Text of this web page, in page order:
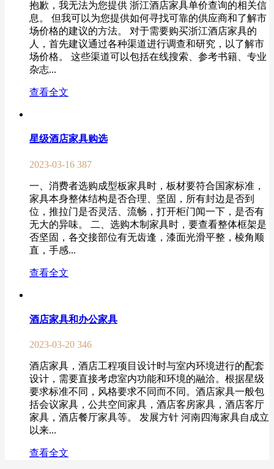
抱歉，我无法为您提供 浙江酒店家具单价查询的相关信
息。 但我可以为您提供如何寻找可靠的供应商和了解市
场价格的建议的方法。 对于需要购买浙江酒店家具的
人，首先建议通过各种渠道进行调查和研究，以了解市
场价格。 这些渠道可以包括在线搜索、参考书籍、专业
杂志...
查看全文
星级酒店家具购选
2023-03-16 387
一、消费者选购成型板家具时，板材要符合国家标准，
家具本身整体结构是否合理、坚固，所有封边是否到
位，推拉门是否灵活、流畅，打开柜门闻一下，是否有
无大的异味。 二、选购木制家具时，要查看整体框架是
否坚固，各交接部位有无齿逢，漆面光滑平整，棱角顺
直，手感...
查看全文
酒店家具和办公家具
2023-03-20 346
酒店家具，酒店工程项目设计时与室内环境进行的配套
设计，需要直接考虑室内功能和环境的融洽。根据星级
要求标准不同，风格要求不同而不同。酒店家具一般包
括会议家具，公共空间家具，酒店客房家具，酒店客厅
家具，酒店餐厅家具等。 发展方针 河南四海家具自成立
以来...
查看全文